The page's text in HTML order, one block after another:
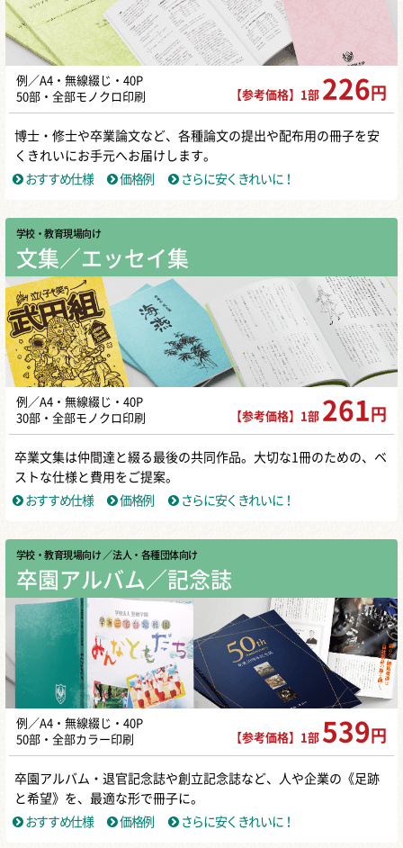
例／A4・無線綴じ・40P
50部・全部モノクロ印刷
【参考価格】1部 226 円
博士・修士や卒業論文など、各種論文の提出や配布用の冊子を安
くきれいにお手元へお届けします。
おすすめ仕様
価格例 さらに安くきれいに！
学校・教育現場向け
文集／エッセイ集
例／A4・無線綴じ・40P
30部・全部モノクロ印刷
【参考価格】1部 261 円
卒業文集は仲間達と綴る最後の共同作品。大切な1冊のための、ベ
ストな仕様と費用をご提案。
おすすめ仕様
価格例 さらに安くきれいに！
学校・教育現場向け ／ 法人・各種団体向け
卒園アルバム／記念誌
例／A4・無線綴じ・40P
50部・全部カラー印刷
【参考価格】1部 539 円
卒園アルバム・退官記念誌や創立記念誌など、人や企業の《足跡
と希望》を、最適な形で冊子に。
おすすめ仕様
価格例 さらに安くきれいに！